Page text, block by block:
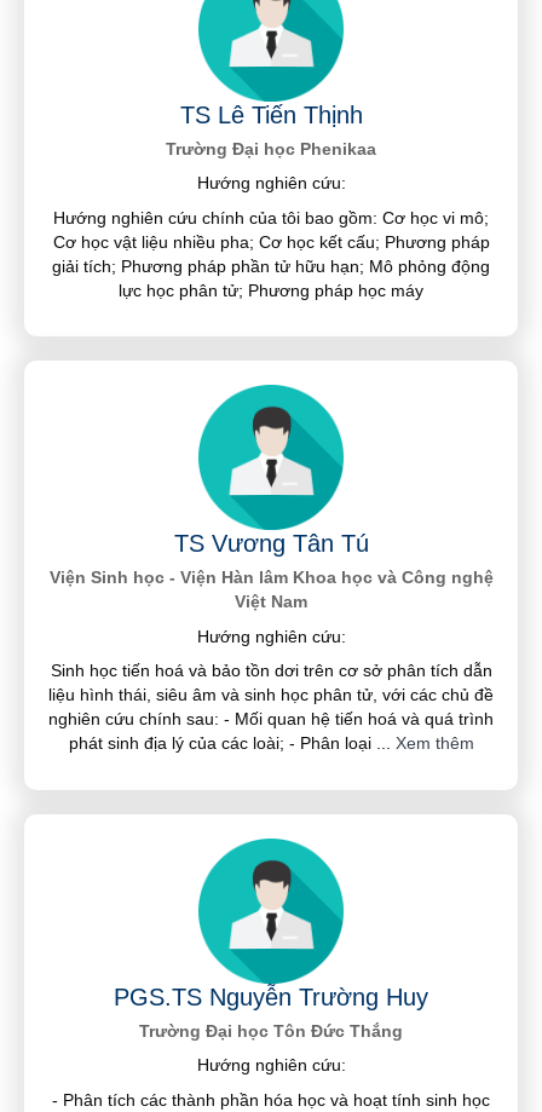
TS Lê Tiến Thịnh
Trường Đại học Phenikaa
Hướng nghiên cứu:
Hướng nghiên cứu chính của tôi bao gồm: Cơ học vi mô;
Cơ học vật liệu nhiều pha; Cơ học kết cấu; Phương pháp
giải tích; Phương pháp phần tử hữu hạn; Mô phỏng động
lực học phân tử; Phương pháp học máy
TS Vương Tân Tú
Viện Sinh học - Viện Hàn lâm Khoa học và Công nghệ
Việt Nam
Hướng nghiên cứu:
Sinh học tiến hoá và bảo tồn dơi trên cơ sở phân tích dẫn
liệu hình thái, siêu âm và sinh học phân tử, với các chủ đề
nghiên cứu chính sau: - Mối quan hệ tiến hoá và quá trình
phát sinh địa lý của các loài; - Phân loại
Xem thêm
PGS.TS Nguyễn Trường Huy
Trường Đại học Tôn Đức Thắng
Hướng nghiên cứu:
- Phân tích các thành phần hóa học và hoạt tính sinh học